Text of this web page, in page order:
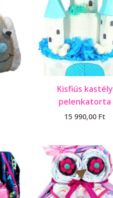
Kisfiús kastély
pelenkatorta
15 990,00 Ft